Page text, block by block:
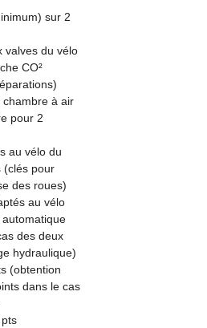
sur 2
valves du vélo
CO²
chambre à air
pour 2
au vélo du
(clés pour
des roues)
au vélo
des deux
hydraulique)
(obtention
dans le cas